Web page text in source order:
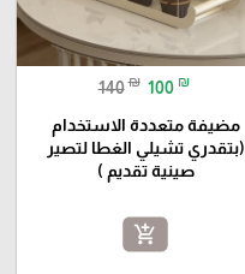
140 ₪ 100 ₪
مضيفة متعددة الاستخدام
(بتقدري تشيلي الغطا لتصير
صينية تقديم )
add_shopping_cart